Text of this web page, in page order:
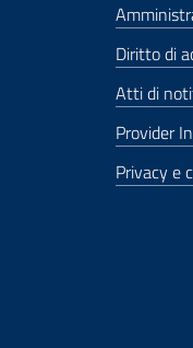
Diritto di
Atti di
Provider
Privacy e